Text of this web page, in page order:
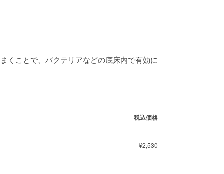
くことで、バクテリアなどの底床内で有効に
税込価格
¥2,530